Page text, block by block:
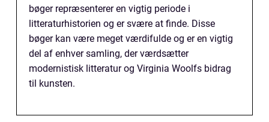
bøger repræsenterer en vigtig periode i
litteraturhistorien og er svære at finde. Disse
bøger kan være meget værdifulde og er en vigtig
del af enhver samling, der værdsætter
modernistisk litteratur og Virginia Woolfs bidrag
til kunsten.